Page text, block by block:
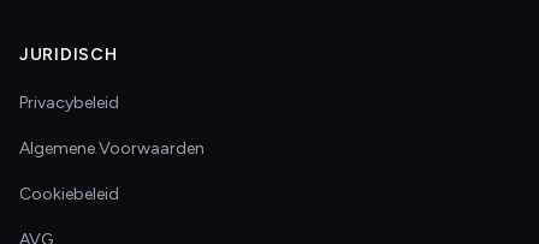
JURIDISCH
Privacybeleid
Algemene Voorwaarden
Cookiebeleid
AVG